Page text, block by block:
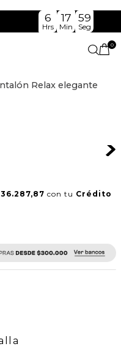
6
Hrs
17
Min
59
Seg
0
Relax elegante
con tu Crédito